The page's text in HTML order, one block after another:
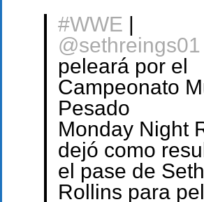
#WWE |
@sethreings01
peleará por el
Campeonato
Pesado
Monday Night
dejó como
el pase de Seth
Rollins para